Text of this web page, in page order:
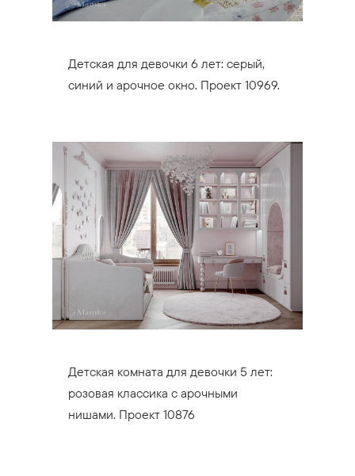
Детская для девочки 6 лет: серый,
синий и арочное окно. Проект 10969.
Детская комната для девочки 5 лет:
розовая классика с арочными
нишами. Проект 10876